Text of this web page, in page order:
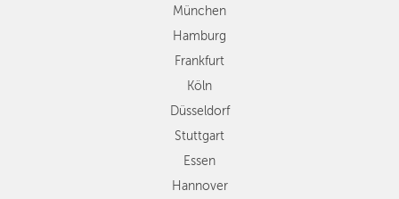
HANNOVER
DRESDEN
NÜRNBERG
ZÜRICH
Stuttgart
Essen
Dresden
Nürnberg
Wien
Zürich
Andere
Regionen
München
Hamburg
Frankfurt
Köln
Düsseldorf
Stuttgart
Essen
Hannover